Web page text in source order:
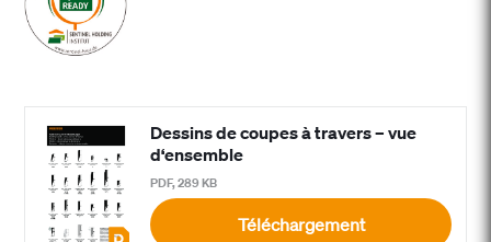
Dessins de coupes à travers – vue
d‘ensemble
PDF, 289 KB
Téléchargement